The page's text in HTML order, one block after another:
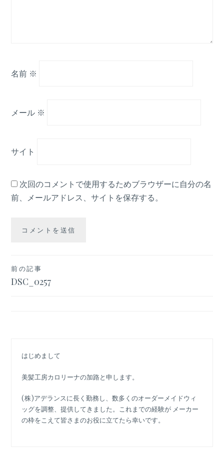
名前 ※
メール ※
サイト
次回のコメントで使用するためブラウザーに自分の名
前、メールアドレス、サイトを保存する。
投
稿
ー
シ
ョ
ン
前の記事
DSC_0257
はじめまして
美髪工房カロリーナの加路と申します。
(株)アデランスに長く勤務し、数多くのオーダーメイドウィ
ッグを調整、提供してきました。これまでの経験が メーカー
の枠をこえて皆さまのお役に立てたら幸いです。